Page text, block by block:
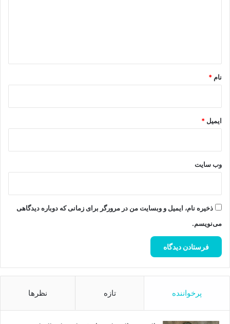
نام *
ایمیل *
وب‌ سایت
ذخیره نام، ایمیل و وبسایت من در مرورگر برای زمانی که دوباره دیدگاهی
می‌نویسم.
پرخواننده تازه نظرها